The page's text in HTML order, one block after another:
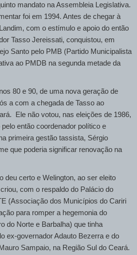
mandato na Assembleia Legislativa.
foi em 1994. Antes de chegar à
com o estímulo e apoio do então
Tasso Jereissati, conquistou, em
Santo pelo PMB (Partido Municipalista
ao PMDB na segunda metade da
80 e 90, de uma nova geração de
a com a chegada de Tasso ao
Ele não votou, nas eleições de 1986,
então coordenador político e
primeira gestão tassista, Sérgio
que poderia significar renovação na
deu certo e Welington, ao ser eleito
com o respaldo do Palácio do
(Associação dos Municípios do Cariri
para romper a hegemonia do
do Norte e Barbalha) que tinha
ex-governador Adauto Bezerra e do
Sampaio, na Região Sul do Ceará.